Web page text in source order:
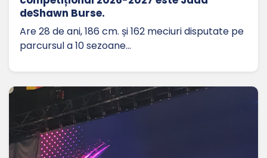
deShawn Burse.
Are 28 de ani, 186 cm. și 162 meciuri disputate pe
parcursul a 10 sezoane…